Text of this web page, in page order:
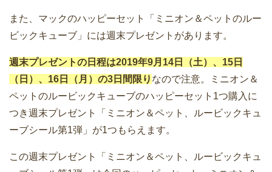
また、マックのハッピーセット「ミニオン＆ペットのルー
ビックキューブ」には週末プレゼントがあります。
週末プレゼントの日程は2019年9月14日（土）、15日
（日）、16日（月）の3日間限り なので注意。ミニオン＆
ペットのルービックキューブのハッピーセット1つ購入に
つき週末プレゼント「ミニオン＆ペット、ルービックキュ
ーブシール第1弾」が1つもらえます。
この週末プレゼント「ミニオン＆ペット、ルービックキュ